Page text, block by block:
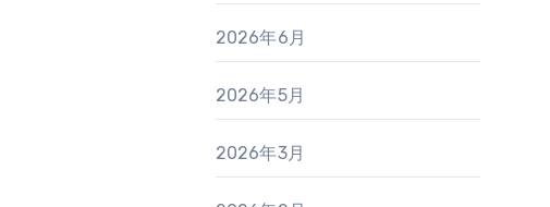
2026年6月
2026年5月
2026年3月